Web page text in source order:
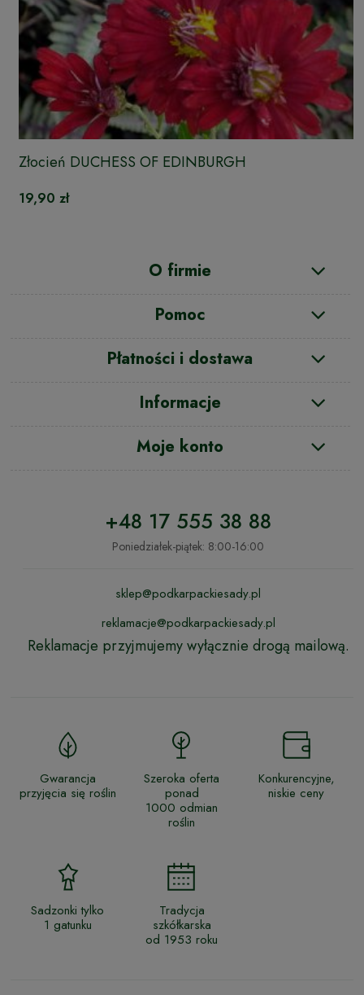
Złocień DUCHESS OF EDINBURGH
19,90 zł
O firmie
Pomoc
Płatności i dostawa
Informacje
Moje konto
+48 17 555 38 88
Poniedziałek-piątek: 8:00-16:00
sklep@podkarpackiesady.pl
reklamacje@podkarpackiesady.pl
Reklamacje przyjmujemy wyłącznie drogą mailową.
Gwarancja
przyjęcia się roślin
Szeroka oferta
ponad
1000 odmian
roślin
Konkurencyjne,
niskie ceny
Sadzonki tylko
1 gatunku
Tradycja
szkółkarska
od 1953 roku